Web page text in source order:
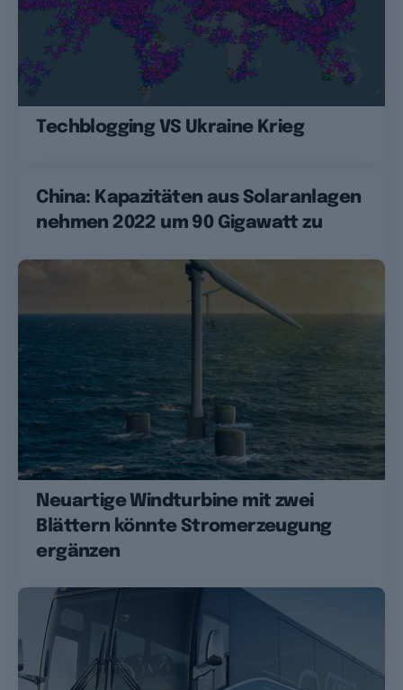
Techblogging VS Ukraine Krieg
China: Kapazitäten aus Solaranlagen
nehmen 2022 um 90 Gigawatt zu
Neuartige Windturbine mit zwei
Blättern könnte Stromerzeugung
ergänzen